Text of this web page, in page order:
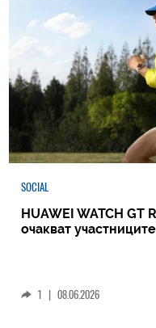
SOCIAL
HUAWEI WATCH GT
очакват
1 | 08.06.2026